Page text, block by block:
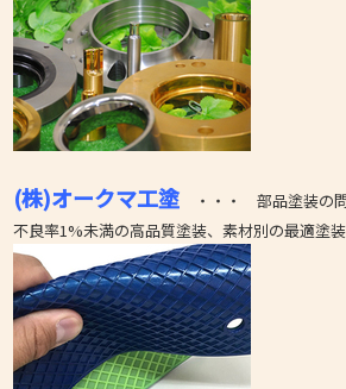
(株)オークマ工塗 ・・・ 部品塗装の
不良率1%未満の高品質塗装、素材別の最適塗